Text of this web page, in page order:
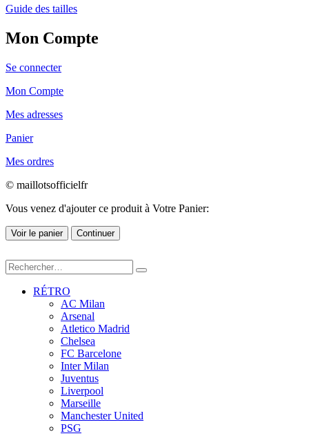
Guide des tailles
Mon Compte
Se connecter
Mon Compte
Mes adresses
Panier
Mes ordres
© maillotsofficielfr
Vous venez d'ajouter ce produit à Votre Panier:
Voir le panier Continuer
RÉTRO
AC Milan
Arsenal
Atletico Madrid
Chelsea
FC Barcelone
Inter Milan
Juventus
Liverpool
Marseille
Manchester United
PSG